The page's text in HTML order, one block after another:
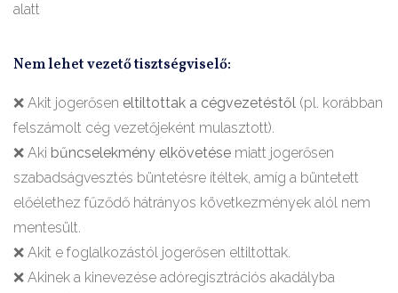
alatt
Nem lehet vezető tisztségviselő:
❌ Akit jogerősen eltiltottak a cégvezetéstől (pl. korábban
felszámolt cég vezetőjeként mulasztott).
❌ Aki bűncselekmény elkövetése miatt jogerősen
szabadságvesztés büntetésre ítéltek, amíg a büntetett
előélethez fűződő hátrányos következmények alól nem
mentesült.
❌ Akit e foglalkozástól jogerősen eltiltottak.
❌ Akinek a kinevezése adóregisztrációs akadályba